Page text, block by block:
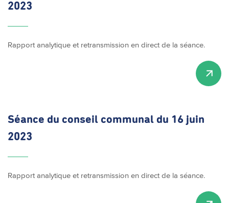
2023
Rapport analytique et retransmission en direct de la séance.
Séance du conseil communal du 16 juin
2023
Rapport analytique et retransmission en direct de la séance.